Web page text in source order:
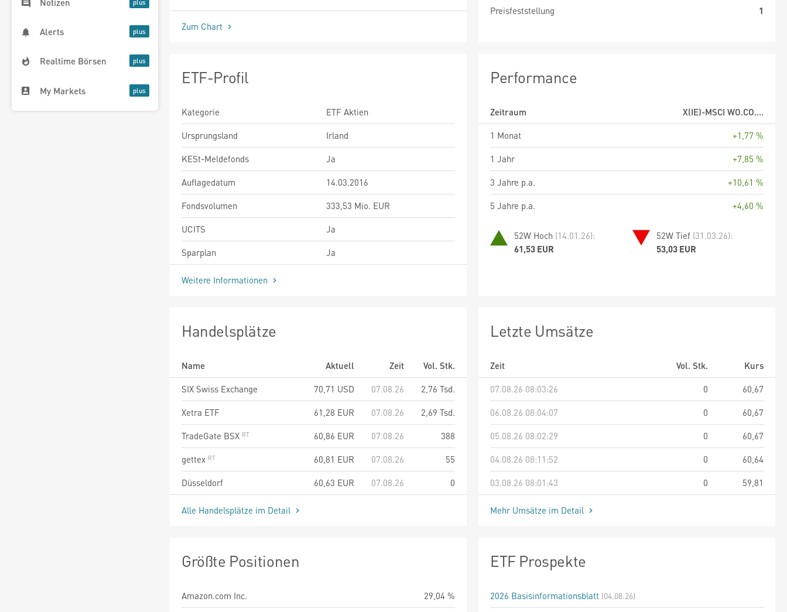
Notizen
Alerts
Realtime Börsen
My Markets
seit Beginn
Zum Chart
Preisfeststellung
1
ETF-Profil
Kategorie
ETF Aktien
Ursprungsland
Irland
KESt-Meldefonds
Ja
Auflagedatum
14.03.2016
Fondsvolumen
333,53 Mio. EUR
UCITS
Ja
Sparplan
Ja
Weitere Informationen
Performance
Zeitraum
X(IE)-MSCI WO.CO....
1 Monat
+1,77 %
1 Jahr
+7,85 %
3 Jahre p.a.
+10,61 %
5 Jahre p.a.
+4,60 %
52W Hoch (14.01.26):
61,53 EUR
52W Tief (31.03.26):
53,03 EUR
Handelsplätze
Name Aktuell Zeit
Vol. Stk.
SIX Swiss Exchange
70,71 USD 07.08.26
2,76 Tsd.
Xetra ETF
61,28 EUR 07.08.26
2,69 Tsd.
TradeGate BSX
60,86 EUR 07.08.26
388
gettex
60,81 EUR 07.08.26
55
Düsseldorf
60,63 EUR 07.08.26 0
Alle Handelsplätze im Detail
Letzte Umsätze
Zeit Vol. Stk.
Kurs
07.08.26 08:03:26
0
60,67
06.08.26 08:04:07
0
60,67
05.08.26 08:02:29
0
60,67
04.08.26 08:11:52
0
60,64
03.08.26 08:01:43
0 59,81
Mehr Umsätze im Detail
Größte Positionen
Amazon.com Inc.
29,04 %
ETF Prospekte
2026 Basisinformationsblatt (04.08.26)